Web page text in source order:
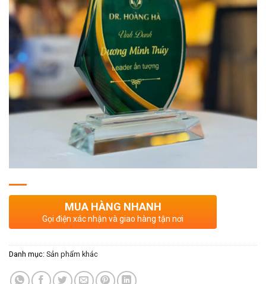
MUA HÀNG NHANH
Gọi điện xác nhận và giao hàng tận nơi
Danh mục: Sản phẩm khác